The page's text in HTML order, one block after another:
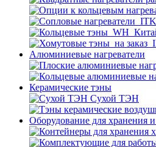
Алюминиевые нагреватели
Керамические тэны
Сухой ТЭН
Оборудование для хранения